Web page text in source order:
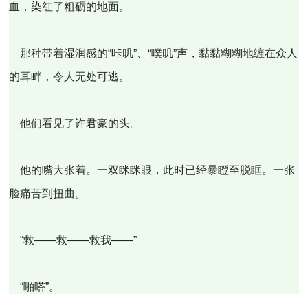
血，染红了粗砺的地面。
那种带着湿润感的“咔叽”、“噗叽”声，黏黏糊糊地缠在众人
的耳畔，令人无处可逃。
他们看见了许君豪的头。
他的嘴大张着。一双眯眯眼，此时已经暴瞪至脱眶。一张
脸痛苦到扭曲。
“救——救——救我——”
“啪嗒”。